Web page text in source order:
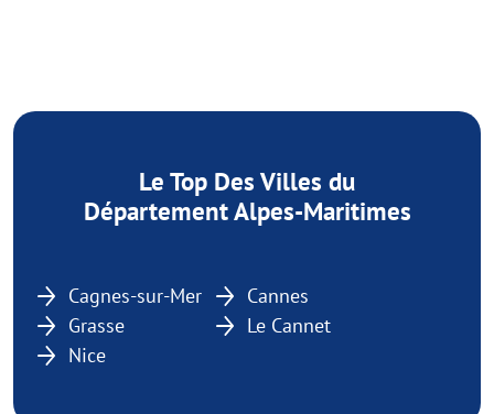
Le Top Des Villes du
Département Alpes-Maritimes
Cagnes-sur-Mer
Cannes
Grasse
Le Cannet
Nice